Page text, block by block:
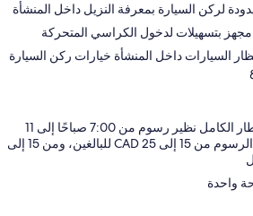
لركن السيارة بمعرفة النزيل داخل المنشأة
بتسهيلات لدخول الكراسي المتحركة
السيارات داخل المنشأة خيارات ركن السيارة
يتوفر يوميًا الإفطار الكامل نظير رسوم من 7:00 صباحًا إلى 11
صباحاً؛ وتتراوح الرسوم من 15 إلى 25 CAD للبالغين، ومن 15 إلى
واحدة